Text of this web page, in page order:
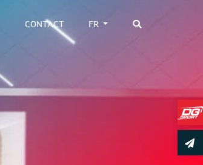
CONTACT FR